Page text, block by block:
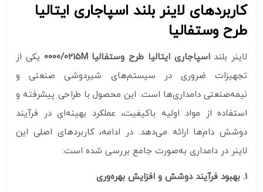
کاربردهای لاینر بلند اسپاجاری ایتالیا
طرح وستفالیا
لاینر بلنداسپاجاری ایتالیا طرح وستفالیا 0000/0215M
یکی از
تجهیزات ضروری در سیستم‌های شیردوشی صنعتی و
نیمه‌صنعتی دامداری‌ها است. این محصول با طراحی پیشرفته و
استفاده از مواد اولیه باکیفیت، عملکرد بهینه‌ای در فرآیند
دوشش دام‌ها ارائه می‌دهد. در ادامه، کاربردهای اصلی این
لاینر در دامداری به‌صورت جامع بررسی شده است:
1. بهبود فرآیند دوشش و افزایش بهره‌وری